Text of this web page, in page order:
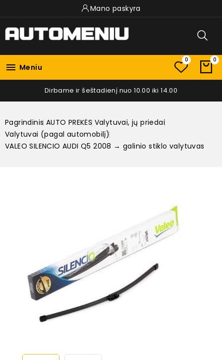
Mano paskyra
 Meniu
0 0
Dirbame ir šeštadienį nuo 10.00 iki 14.00
Pagrindinis AUTO PREKĖS Valytuvai, jų priedai
Valytuvai (pagal automobilį)
VALEO SILENCIO AUDI Q5 2008 → galinio stiklo valytuvas